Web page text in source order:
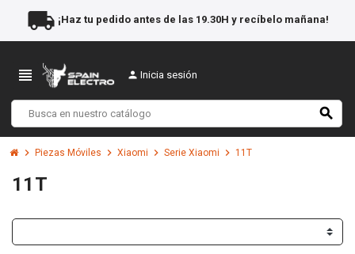
local_shipping ¡Haz tu pedido antes de las 19.30H y recíbelo mañana!
view_headline person Inicia sesión
search
chevron_right Piezas Móviles chevron_right Xiaomi chevron_right Serie Xiaomi chevron_right 11T
11T